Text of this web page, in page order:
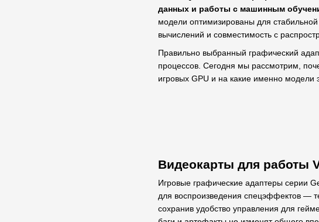
данных и работы с машинным
модели оптимизированы для
вычислений и совместимость с
Правильно выбранный графический
процессов. Сегодня мы рассмотрим,
игровых GPU и на какие именно модели
Видеокарты для работы
Игровые графические адаптеры серии
для воспроизведения спецэффектов —
сохранив удобство управления для